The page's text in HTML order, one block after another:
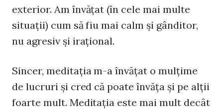
exterior. Am învăţat (în cele mai multe
situaţii) cum să fiu mai calm şi gânditor,
nu agresiv şi iraţional.
Sincer, meditaţia m-a învăţat o mulţime
de lucruri şi cred că poate învăţa şi pe alţii
foarte mult. Meditaţia este mai mult decât